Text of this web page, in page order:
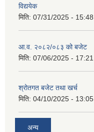
विद्ययेक
मिति: 07/31/2025 - 15:48
आ.व. २०८२/०८३ को बजेट
मिति: 07/06/2025 - 17:21
श्रोतगत बजेट तथा खर्च
मिति: 04/10/2025 - 13:05
अन्य